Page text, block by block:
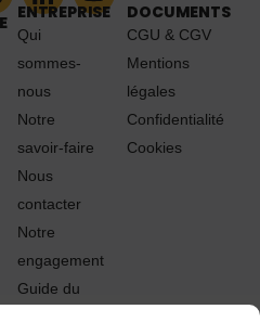
ENTREPRISE
Qui
sommes-
nous
Notre
savoir-faire
Nous
contacter
Notre
engagement
Guide du
DOCUMENTS
CGU & CGV
Mentions
légales
Confidentialité
Cookies